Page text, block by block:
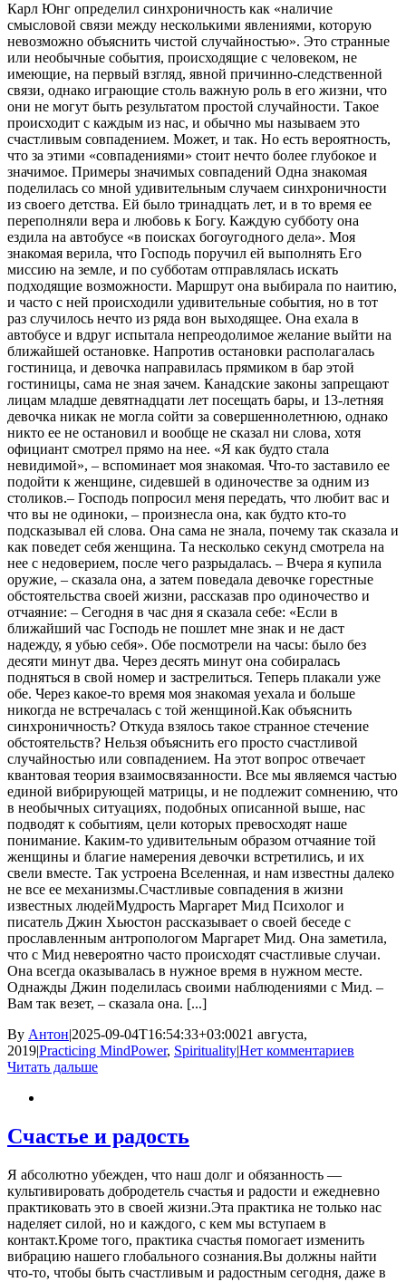
Карл Юнг определил синхроничность как «наличие
смысловой связи между несколькими явлениями, которую
невозможно объяснить чистой случайностью». Это странные
или необычные события, происходящие с человеком, не
имеющие, на первый взгляд, явной причинно-следственной
связи, однако играющие столь важную роль в его жизни, что
они не могут быть результатом простой случайности. Такое
происходит с каждым из нас, и обычно мы называем это
счастливым совпадением. Может, и так. Но есть вероятность,
что за этими «совпадениями» стоит нечто более глубокое и
значимое. Примеры значимых совпадений Одна знакомая
поделилась со мной удивительным случаем синхроничности
из своего детства. Ей было тринадцать лет, и в то время ее
переполняли вера и любовь к Богу. Каждую субботу она
ездила на автобусе «в поисках богоугодного дела». Моя
знакомая верила, что Господь поручил ей выполнять Его
миссию на земле, и по субботам отправлялась искать
подходящие возможности. Маршрут она выбирала по наитию,
и часто с ней происходили удивительные события, но в тот
раз случилось нечто из ряда вон выходящее. Она ехала в
автобусе и вдруг испытала непреодолимое желание выйти на
ближайшей остановке. Напротив остановки располагалась
гостиница, и девочка направилась прямиком в бар этой
гостиницы, сама не зная зачем. Канадские законы запрещают
лицам младше девятнадцати лет посещать бары, и 13-летняя
девочка никак не могла сойти за совершеннолетнюю, однако
никто ее не остановил и вообще не сказал ни слова, хотя
официант смотрел прямо на нее. «Я как будто стала
невидимой», – вспоминает моя знакомая. Что-то заставило ее
подойти к женщине, сидевшей в одиночестве за одним из
столиков.– Господь попросил меня передать, что любит вас и
что вы не одиноки, – произнесла она, как будто кто-то
подсказывал ей слова. Она сама не знала, почему так сказала и
как поведет себя женщина. Та несколько секунд смотрела на
нее с недоверием, после чего разрыдалась. – Вчера я купила
оружие, – сказала она, а затем поведала девочке горестные
обстоятельства своей жизни, рассказав про одиночество и
отчаяние: – Сегодня в час дня я сказала себе: «Если в
ближайший час Господь не пошлет мне знак и не даст
надежду, я убью себя». Обе посмотрели на часы: было без
десяти минут два. Через десять минут она собиралась
подняться в свой номер и застрелиться. Теперь плакали уже
обе. Через какое-то время моя знакомая уехала и больше
никогда не встречалась с той женщиной.Как объяснить
синхроничность? Откуда взялось такое странное стечение
обстоятельств? Нельзя объяснить его просто счастливой
случайностью или совпадением. На этот вопрос отвечает
квантовая теория взаимосвязанности. Все мы являемся частью
единой вибрирующей матрицы, и не подлежит сомнению, что
в необычных ситуациях, подобных описанной выше, нас
подводят к событиям, цели которых превосходят наше
понимание. Каким-то удивительным образом отчаяние той
женщины и благие намерения девочки встретились, и их
свели вместе. Так устроена Вселенная, и нам известны далеко
не все ее механизмы.Счастливые совпадения в жизни
известных людейМудрость Маргарет Мид Психолог и
писатель Джин Хьюстон рассказывает о своей беседе с
прославленным антропологом Маргарет Мид. Она заметила,
что с Мид невероятно часто происходят счастливые случаи.
Она всегда оказывалась в нужное время в нужном месте.
Однажды Джин поделилась своими наблюдениями с Мид. –
Вам так везет, – сказала она. [...]
By Антон|2025-09-04T16:54:33+03:0021 августа,
2019|Practicing MindPower, Spirituality|Нет комментариев
Читать дальше
Счастье и радость
Я абсолютно убежден, что наш долг и обязанность —
культивировать добродетель счастья и радости и ежедневно
практиковать это в своей жизни.Эта практика не только нас
наделяет силой, но и каждого, с кем мы вступаем в
контакт.Кроме того, практика счастья помогает изменить
вибрацию нашего глобального сознания.Вы должны найти
что-то, чтобы быть счастливым и радостным сегодня, даже в